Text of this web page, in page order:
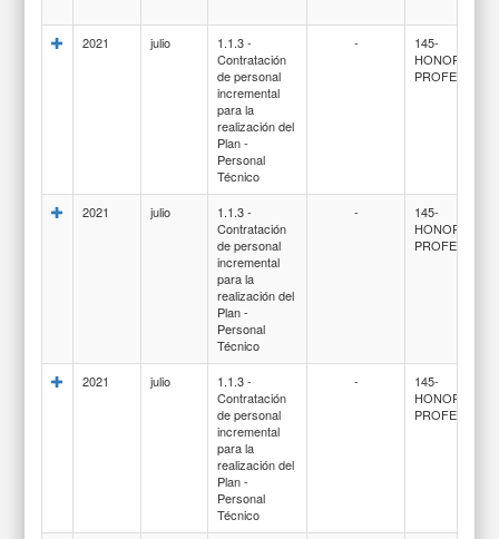
2021 julio
1.1.3 -
Contratación
de personal
incremental
para la
realización del
Plan -
Personal
Técnico
-
145-
HONORARIOS
2021 julio
1.1.3 -
Contratación
de personal
incremental
para la
realización del
Plan -
Personal
Técnico
-
145-
HONORARIOS
2021 julio
1.1.3 -
Contratación
de personal
incremental
para la
realización del
Plan -
Personal
Técnico
-
145-
HONORARIOS